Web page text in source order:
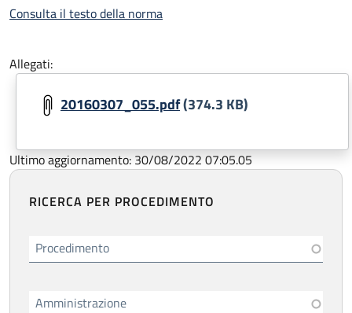
Consulta il testo della norma
Allegati:
20160307_055.pdf(374.3 KB)
Ultimo aggiornamento: 30/08/2022 07:05.05
RICERCA PER PROCEDIMENTO
Procedimento
Amministrazione